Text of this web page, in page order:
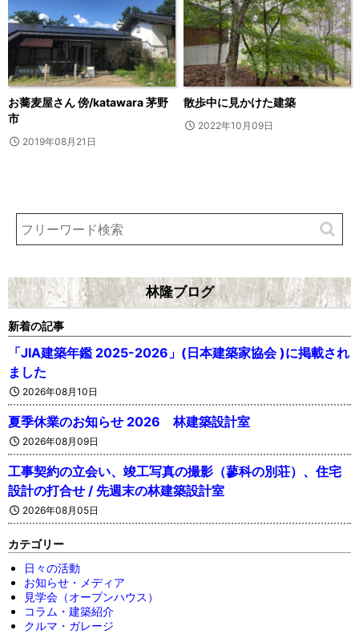
お蕎麦屋さん 傍/katawara 茅野
市
2019年08月21日
散歩中に見かけた建築
2022年10月09日
林隆ブログ
新着の記事
「JIA建築年鑑 2025-2026」(日本建築家協会 )に掲載され
ました
2026年08月10日
夏季休業のお知らせ 2026 林建築設計室
2026年08月09日
工事契約の立会い、竣工写真の撮影（蓼科の別荘）、住宅
設計の打合せ / 先週末の林建築設計室
2026年08月05日
カテゴリー
日々の活動
お知らせ・メディア
見学会（オープンハウス）
コラム・建築紹介
クルマ・ガレージ